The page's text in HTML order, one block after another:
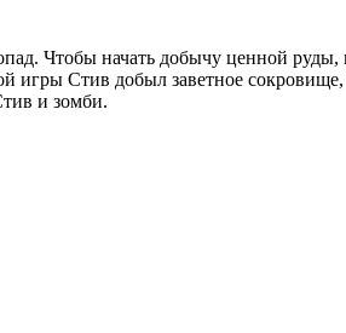
Чтобы начать добычу ценной руды,
игры Стив добыл заветное
и зомби.